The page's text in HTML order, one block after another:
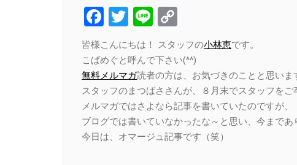
Facebook
Twitter
Line
Link
皆様こんにちは！ スタッフの小林恵です。
こばめぐと呼んで下さい(^^)
無料メルマガ読者の方は、お気づきのことと思いま
スタッフのまつばささんが、８月末でスタッフをご
メルマガではさよなら記事を書いていたのですが、
ブログでは書いていなかったな～と思い、今まであ
今日は、オマージュ記事です（笑）